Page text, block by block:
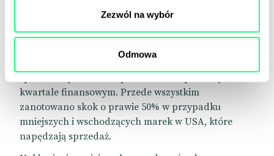
Zezwól na wybór
Odmowa
Sprzedaż Walmart rośnie
kwartale finansowym. Przede wszystkim
zanotowano skok o prawie 50% w przypadku
mniejszych i wschodzących marek w USA, które
napędzają sprzedaż.